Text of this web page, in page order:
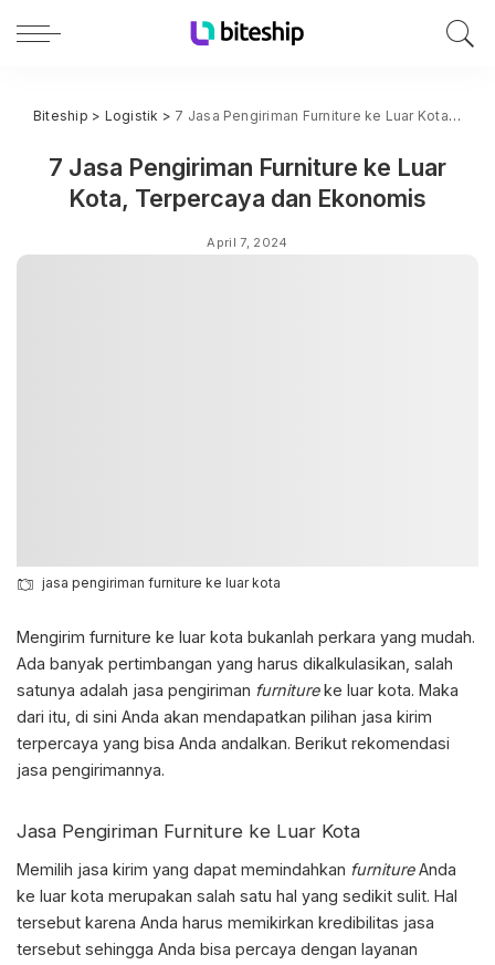
Biteship > Logistik > 7 Jasa Pengiriman Furniture ke Luar Kota, Terpercaya dan Ekonomis
7 Jasa Pengiriman Furniture ke Luar
Kota, Terpercaya dan Ekonomis
April 7, 2024
jasa pengiriman furniture ke luar kota
Mengirim furniture ke luar kota bukanlah perkara yang mudah.
Ada banyak pertimbangan yang harus dikalkulasikan, salah
satunya adalah jasa pengiriman furnitureke luar kota. Maka
dari itu, di sini Anda akan mendapatkan pilihan jasa kirim
terpercaya yang bisa Anda andalkan. Berikut rekomendasi
jasa pengirimannya.
Jasa Pengiriman Furniture ke Luar Kota
Memilih jasa kirim yang dapat memindahkan furnitureAnda
ke luar kota merupakan salah satu hal yang sedikit sulit. Hal
tersebut karena Anda harus memikirkan kredibilitas jasa
tersebut sehingga Anda bisa percaya dengan layanan